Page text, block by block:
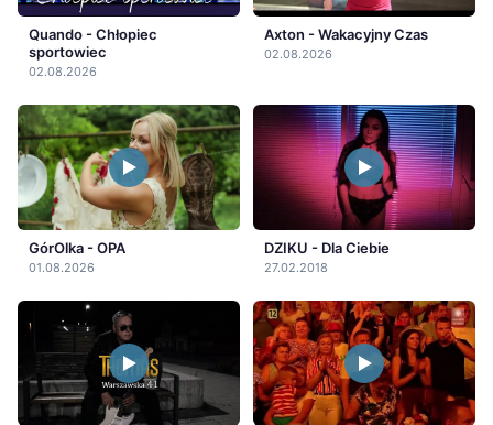
Quando - Chłopiec
sportowiec
02.08.2026
Axton - Wakacyjny Czas
02.08.2026
GórOlka - OPA
01.08.2026
DZIKU - Dla Ciebie
27.02.2018